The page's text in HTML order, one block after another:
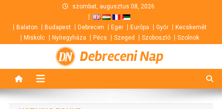
content
szombat, augusztus 08, 2026
Balaton Budapest Debrecen Eger Európa Győr
Kecskemét
Miskolc
Nyíregyháza Pécs Szeged Szoboszló Szolnok
Debreceni Nap